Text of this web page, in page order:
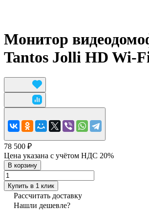
Монитор
Tantos Jolli HD Wi-
78 500 ₽
Цена указана с учётом НДС 20%
В корзину
Купить в 1 клик
Рассчитать доставку
Нашли дешевле?